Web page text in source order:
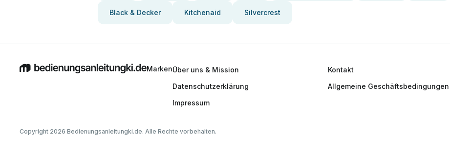
Black & Decker Kitchenaid Silvercrest
MarkenÜber uns & Mission
Kontakt
Datenschutzerklärung
Allgemeine Geschäftsbedingungen
Impressum
Copyright 2026 Bedienungsanleitungki.de. Alle Rechte vorbehalten.